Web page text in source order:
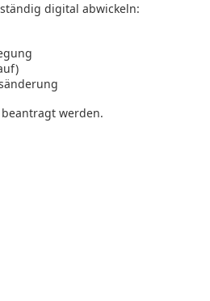
digital abwickeln:
werden.